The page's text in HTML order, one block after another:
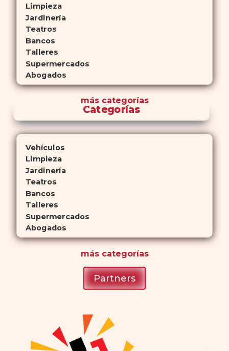
Limpieza
Jardinería
Teatros
Bancos
Talleres
Supermercados
Abogados
máscategorías
Categorías
Vehículos
Limpieza
Jardinería
Teatros
Bancos
Talleres
Supermercados
Abogados
máscategorías
Partners